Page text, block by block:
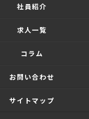
社員紹介
求人一覧
コラム
お問い合わせ
サイトマップ